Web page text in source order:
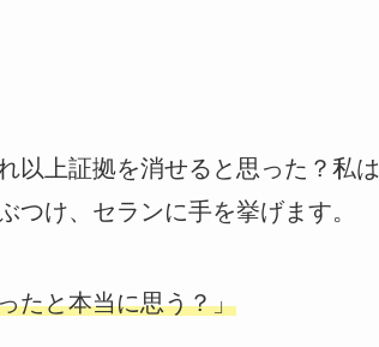
以上証拠を消せると思った？私は
け、セランに手を挙げます。
たと本当に思う？」